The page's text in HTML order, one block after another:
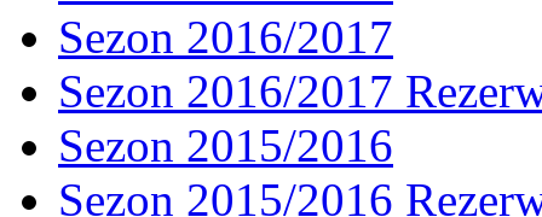
Sezon 2016/2017
Sezon 2016/2017
Sezon 2015/2016
Sezon 2015/2016